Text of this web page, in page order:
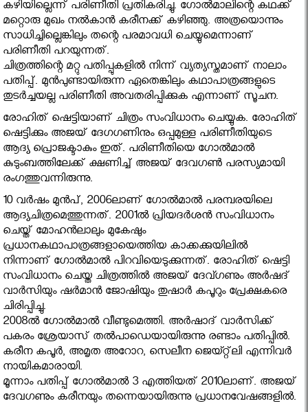
കഴിയില്ലെന്ന് പരിണീതി പ്രതികരിച്ചു. ഗോല്‍മാലിന്റെ കഥക്ക്
മറ്റൊരു മുഖം നല്‍കാന്‍ കരീനക്ക് കഴിഞ്ഞു. അത്രയൊന്നും
സാധിച്ചില്ലെങ്കിലും തന്റെ പരമാവധി ചെയ്യുമെന്നാണ്
പരിണീതി പറയുന്നത്.
ചിത്രത്തിന്റെ മറ്റു പതിപ്പുകളില്‍ നിന്ന് വ്യത്യസ്തമാണ് നാലാം
പതിപ്പ്. മുന്‍പുണ്ടായിരുന്ന ഏതെങ്കിലും കഥാപാത്രങ്ങളുടെ
തുടര്‍ച്ചയല്ല പരിണീതി അവതരിപ്പിക്കുക എന്നാണ് സൂചന.
രോഹിത് ഷെട്ടിയാണ് ചിത്രം സംവിധാനം ചെയ്യുക. രോഹിത്
ഷെട്ടിക്കും അജയ് ദേഗഗണിനും ഒപ്പമുള്ള പരിണീതിയുടെ
ആദ്യ പ്രൊജക്ടാകും ഇത്. പരിണീതിയെ ഗോല്‍മാല്‍
കുടുംബത്തിലേക്ക് ക്ഷണിച്ച് അജയ് ദേവഗണ്‍ പരസ്യമായി
രംഗത്തുവന്നിരുന്നു.
10 വര്‍ഷം മുന്‍പ്, 2006ലാണ് ഗോല്‍മാല്‍ പരമ്പരയിലെ
ആദ്യചിത്രമെത്തുന്നത്. 2001ല്‍ പ്രിയദര്‍ശന്‍ സംവിധാനം
ചെയ്ത് മോഹന്‍ലാലും മുകേഷും
പ്രധാനകഥാപാത്രങ്ങളായെത്തിയ കാക്കക്കുയിലില്‍
നിന്നാണ് ഗോല്‍മാല്‍ പിറവിയെടുക്കുന്നത്. രോഹിത് ഷെട്ടി
സംവിധാനം ചെയ്ത ചിത്രത്തില്‍ അജയ് ദേവ്ഗണും അര്‍ഷദ്
വാര്‍സിയും ഷര്‍മാന്‍ ജോഷിയും തുഷാര്‍ കപൂറും പ്രേക്ഷകരെ
ചിരിപ്പിച്ചു.
2008ല്‍ ഗോല്‍മാല്‍ വീണ്ടുമെത്തി. അര്‍ഷാദ് വാര്‍സിക്ക്
പകരം ശ്രേയാസ് തല്‍പാഡെയായിരുന്നു രണ്ടാം പതിപ്പില്‍.
കരീന കപൂര്‍, അമൃത അറോറ, സെലീന ജെയ്റ്റ്‌ലി എന്നിവര്‍
നായികമാരായി.
മൂന്നാം പതിപ്പ് ഗോല്‍മാല്‍ 3 എത്തിയത് 2010ലാണ്. അജയ്
ദേവഗണും കരീനയും തന്നെയായിരുന്നു പ്രധാനവേഷങ്ങളില്‍.